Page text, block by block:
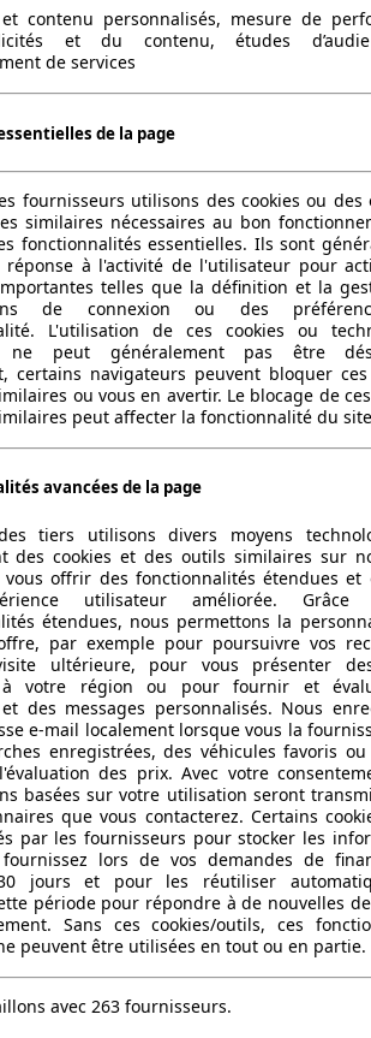
-
-
-
-
-
-
n.c./263YXC1A
décline toute responsabilité concernant
fournies.
Haut
grande plateforme en ligne de
légales
données
Statement
contenu personnalisés, mesure de
et du contenu, études
de services
de la page
fournisseurs utilisons des cookies ou des
similaires nécessaires au bon
fonctionnalités essentielles. Ils sont
réponse à l'activité de l'utilisateur pour
telles que la définition et la
de connexion ou des
L'utilisation de ces cookies ou
ne peut généralement pas être
certains navigateurs peuvent bloquer ces
ou vous en avertir. Le blocage de
peut affecter la fonctionnalité du
avancées de la page
tiers utilisons divers moyens
des cookies et des outils similaires sur
offrir des fonctionnalités étendues et
utilisateur améliorée.
étendues, nous permettons la
par exemple pour poursuivre vos
ultérieure, pour vous présenter
à votre région ou pour fournir et
des messages personnalisés. Nous
e-mail localement lorsque vous la
enregistrées, des véhicules favoris
des prix. Avec votre
basées sur votre utilisation seront
que vous contacterez. Certains
par les fournisseurs pour stocker les
lors de vos demandes de
jours et pour les réutiliser
période pour répondre à de nouvelles
Sans ces cookies/outils, ces
peuvent être utilisées en tout ou en partie.
avec 263 fournisseurs.